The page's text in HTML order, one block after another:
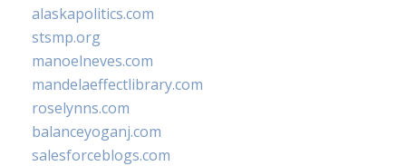
alaskapolitics.com
stsmp.org
manoelneves.com
mandelaeffectlibrary.com
roselynns.com
balanceyoganj.com
salesforceblogs.com